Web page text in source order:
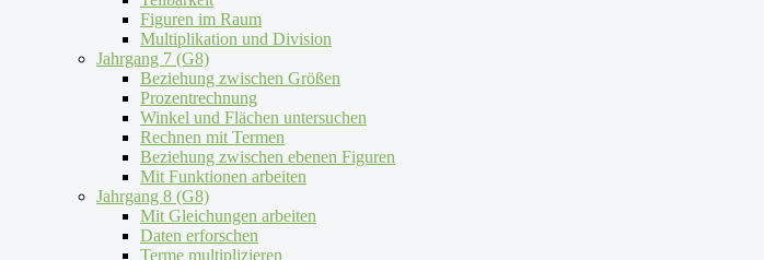
Figuren im Raum
Multiplikation und Division
Jahrgang 7 (G8)
Beziehung zwischen Größen
Prozentrechnung
Winkel und Flächen untersuchen
Rechnen mit Termen
Beziehung zwischen ebenen Figuren
Mit Funktionen arbeiten
Jahrgang 8 (G8)
Mit Gleichungen arbeiten
Daten erforschen
Terme multiplizieren